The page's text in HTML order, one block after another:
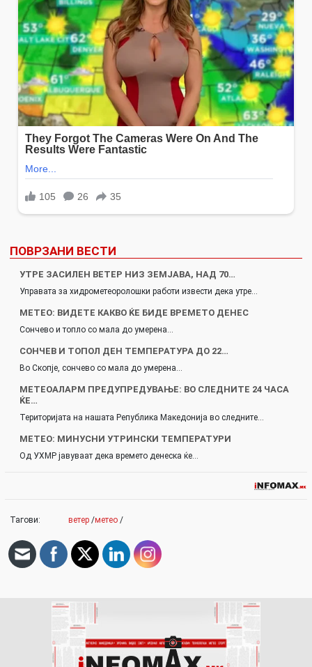
ПОВРЗАНИ ВЕСТИ
УТРЕ ЗАСИЛЕН ВЕТЕР НИЗ ЗЕМЈАВА, НАД 70…
Управата за хидрометеоролошки работи извести дека утре…
МЕТЕО: ВИДЕТЕ КАКВО ЌЕ БИДЕ ВРЕМЕТО ДЕНЕС
Сончево и топло со мала до умерена…
СОНЧЕВ И ТОПОЛ ДЕН ТЕМПЕРАТУРА ДО 22…
Во Скопје, сончево со мала до умерена…
МЕТЕОАЛАРМ ПРЕДУПРЕДУВАЊЕ: ВО СЛЕДНИТЕ 24 ЧАСА
ЌЕ…
Територијата на нашата Република Македонија во следните…
МЕТЕО: МИНУСНИ УТРИНСКИ ТЕМПЕРАТУРИ
Од УХМР јавуваат дека времето денеска ќе…
Тагови: ветер /метео /